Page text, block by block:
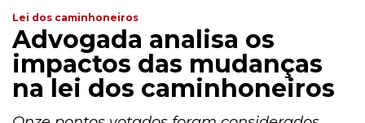
Lei dos caminhoneiros
Advogada analisa os
impactos das mudanças
na lei dos caminhoneiros